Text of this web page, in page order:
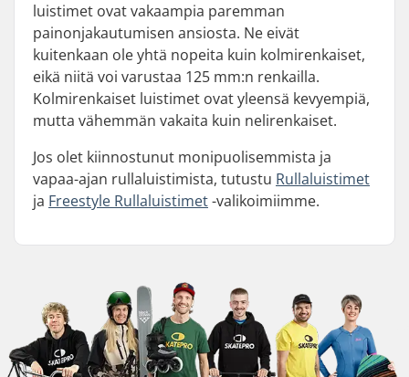
luistimet ovat vakaampia paremman
painonjakautumisen ansiosta. Ne eivät
kuitenkaan ole yhtä nopeita kuin kolmirenkaiset,
eikä niitä voi varustaa 125 mm:n renkailla.
Kolmirenkaiset luistimet ovat yleensä kevyempiä,
mutta vähemmän vakaita kuin nelirenkaiset.
Jos olet kiinnostunut monipuolisemmista ja
vapaa-ajan rullaluistimista, tutustu Rullaluistimet
ja Freestyle Rullaluistimet-valikoimiimme.